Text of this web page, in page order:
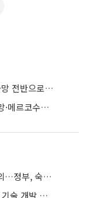
이 대통령 “아르헨, 최적의 파트너⋯공급망 전반으로 확대”
이 대통령, 아르헨티나 도착…리튬 공급망·메르코수르 협력 논의
AI 기본사회·평생일자리 국민과 함께 논의…정부, 숙의공론화 착수
400년, 4000년 사는 해양생물⋯'역노화' 기술 개발 추진